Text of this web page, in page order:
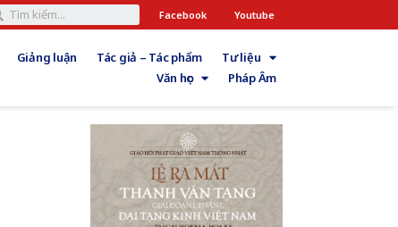
Facebook Youtube
Giảng luận Tác giả – Tác phẩm
Tư liệu
Văn học
Pháp Âm